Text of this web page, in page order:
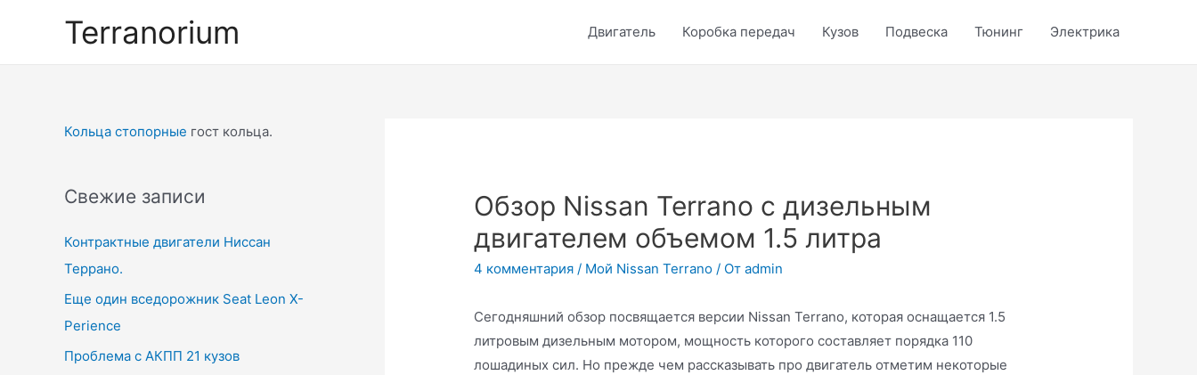
Terranorium Двигатель Коробка передач Кузов Подвеска Тюнинг Электрика
Кольца стопорные гост кольца.
Свежие записи
Контрактные двигатели Ниссан
Террано.
Еще один вседорожник Seat Leon X-
Perience
Проблема с АКПП 21 кузов
Обзор Nissan Terrano с дизельным
двигателем объемом 1.5 литра
4 комментария / Мой Nissan Terrano / От admin
Сегодняшний обзор посвящается версии Nissan Terrano, которая оснащается 1.5
литровым дизельным мотором, мощность которого составляет порядка 110
лошадиных сил. Но прежде чем рассказывать про двигатель отметим некоторые